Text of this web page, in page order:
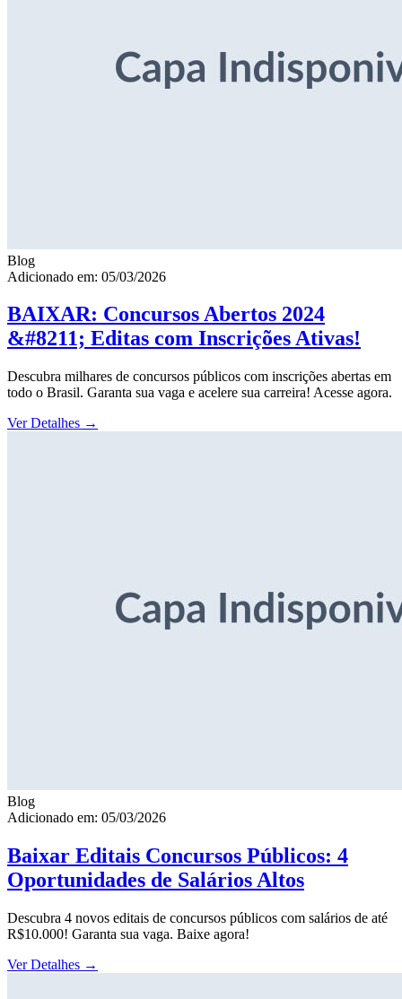
Blog
Adicionado em: 05/03/2026
BAIXAR: Concursos Abertos 2024
&#8211; Editas com Inscrições Ativas!
Descubra milhares de concursos públicos com inscrições abertas em
todo o Brasil. Garanta sua vaga e acelere sua carreira! Acesse agora.
Ver Detalhes →
Blog
Adicionado em: 05/03/2026
Baixar Editais Concursos Públicos: 4
Oportunidades de Salários Altos
Descubra 4 novos editais de concursos públicos com salários de até
R$10.000! Garanta sua vaga. Baixe agora!
Ver Detalhes →